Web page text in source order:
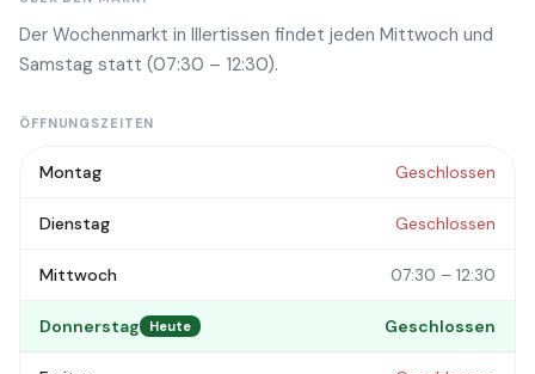
Der Wochenmarkt in Illertissen findet jeden Mittwoch und
Samstag statt (07:30 – 12:30).
ÖFFNUNGSZEITEN
Montag Geschlossen
Dienstag Geschlossen
Mittwoch 07:30 – 12:30
Donnerstag Heute Geschlossen